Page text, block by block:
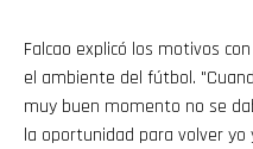
Falcao explicó los motivos
el ambiente del fútbol.
muy buen momento no se
la oportunidad para volver